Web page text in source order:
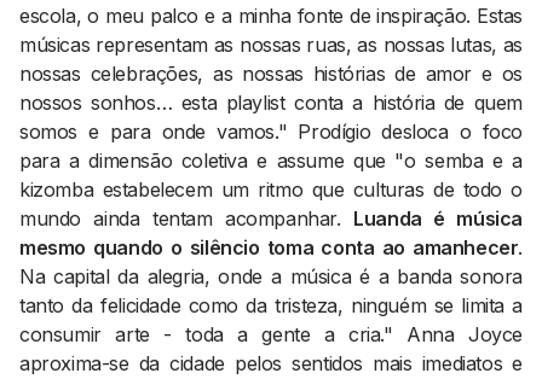
escola, o meu palco e a minha fonte de inspiração. Estas
músicas representam as nossas ruas, as nossas lutas, as
nossas celebrações, as nossas histórias de amor e os
nossos sonhos… esta playlist conta a história de quem
somos e para onde vamos." Prodígio desloca o foco
para a dimensão coletiva e assume que "o semba e a
kizomba estabelecem um ritmo que culturas de todo o
mundo ainda tentam acompanhar. Luanda é música
mesmo quando o silêncio toma conta ao amanhecer.
Na capital da alegria, onde a música é a banda sonora
tanto da felicidade como da tristeza, ninguém se limita a
consumir arte - toda a gente a cria." Anna Joyce
aproxima-se da cidade pelos sentidos mais imediatos e